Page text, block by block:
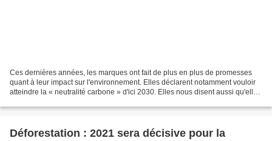
Ces dernières années, les marques ont fait de plus en plus de promesses
quant à leur impact sur l'environnement. Elles déclarent notamment vouloir
atteindre la « neutralité carbone » d'ici 2030. Elles nous disent aussi qu'elles
Déforestation : 2021 sera décisive pour la